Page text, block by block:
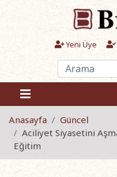
Yeni Üye
Anasayfa
Güncel
Aciliyet Siyasetini
Eğitim